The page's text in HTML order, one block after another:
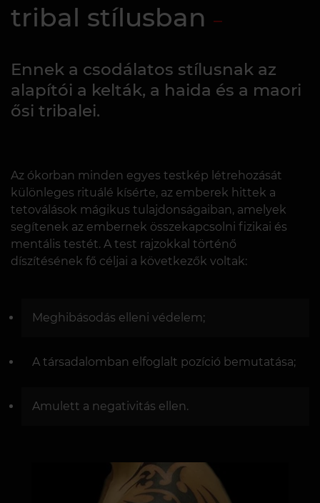
tribal stílusban
Ennek a csodálatos stílusnak az
alapítói a kelták, a haida és a maori
ősi tribalei.
Az ókorban minden egyes testkép létrehozását
különleges rituálé kísérte, az emberek hittek a
tetoválások mágikus tulajdonságaiban, amelyek
segítenek az embernek összekapcsolni fizikai és
mentális testét. A test rajzokkal történő
díszítésének fő céljai a következők voltak:
Meghibásodás elleni védelem;
A társadalomban elfoglalt pozíció bemutatása;
Amulett a negativitás ellen.